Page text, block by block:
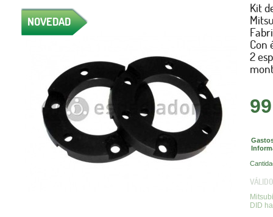
NOVEDAD
Kit
Con
2
DID